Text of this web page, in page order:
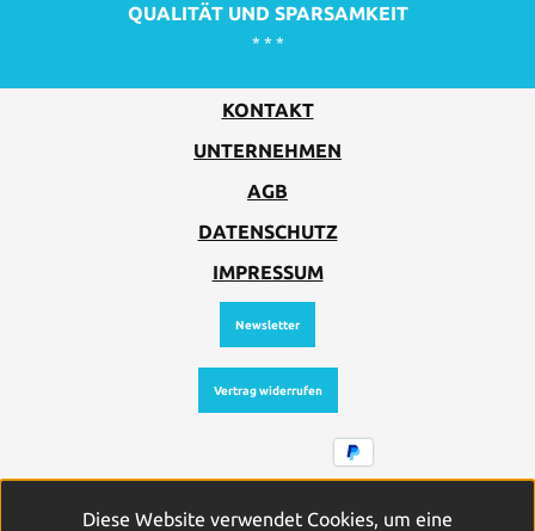
QUALITÄT UND SPARSAMKEIT
* * *
KONTAKT
UNTERNEHMEN
AGB
DATENSCHUTZ
IMPRESSUM
Newsletter
Vertrag widerrufen
Alle Preise inkl. gesetzl. Mehrwertsteuer zzgl.
Diese Website verwendet Cookies, um eine